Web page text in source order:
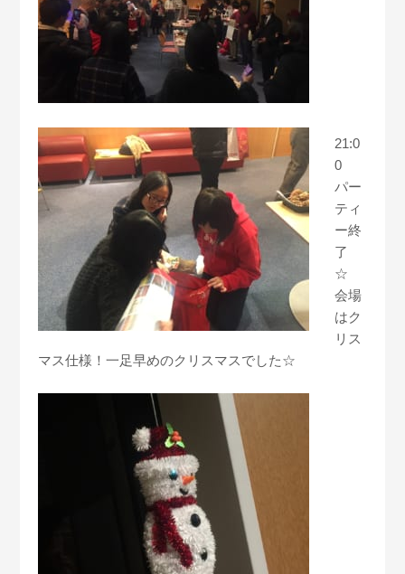
21:0
0
パー
ティ
ー終
了
☆
会場
はク
リス
マス仕様！一足早めのクリスマスでした☆